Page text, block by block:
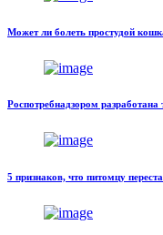
Может ли болеть простудой
Роспотребнадзором
5 признаков, что питомцу